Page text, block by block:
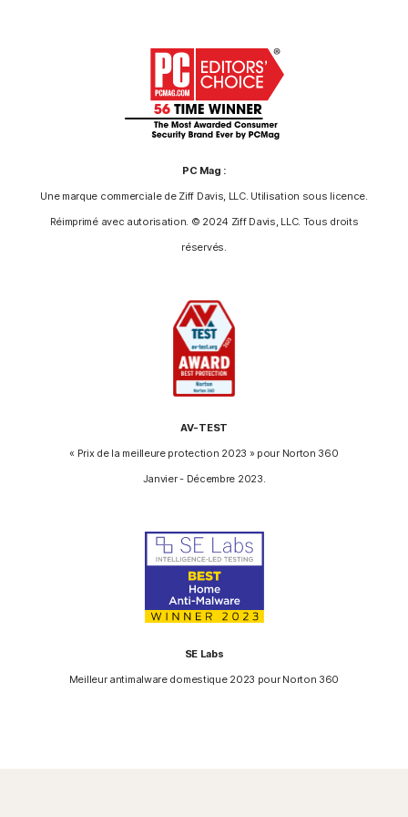
PC Mag :
Une marque commerciale de Ziff Davis, LLC. Utilisation sous licence.
Réimprimé avec autorisation. © 2024 Ziff Davis, LLC. Tous droits
réservés.
AV-TEST
« Prix de la meilleure protection 2023 » pour Norton 360
Janvier - Décembre 2023.
SE Labs
Meilleur antimalware domestique 2023 pour Norton 360